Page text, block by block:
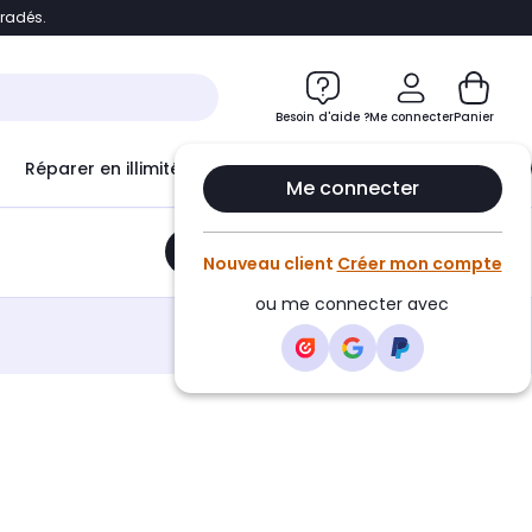
Accéder directement au chatbot
Besoin d'aide ?Me connecter
Me connecter
Nouveau client Créer mon compte
ou me connecter avec
Panier
Réparer en illimité avec Le Club Infinity
Ajouter au panier